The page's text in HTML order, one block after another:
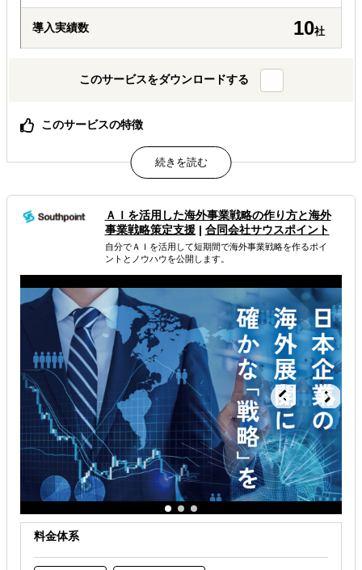
導入実績数 10社
このサービスをダウンロードする
このサービスの特徴
渡航費不要・アポイント不要でエキスパートへインタビュ
ー可能
海外のエキスパートの「生の声」と「熱気」があなたの会
議室に
中小企業でも手の届く価格設定、フォローアップも充実
属するジャンル
解決できる課題
自社事業に最適な進出形態を知りたい
自社商材に最適な販売方法を知りたい
自社商材の現地でのニーズを知りたい
ＡＩを活用した海外事業戦略 の作り方と海外
事業戦略策定支援| 合同会社サウスポイント
自分でＡＩを活用して短期間で海外事業戦略を作るポイ
ントとノウハウを公開します。
料金体系